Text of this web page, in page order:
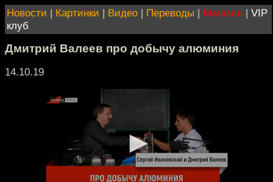
Новости | Картинки | Видео | Переводы | Магазин | VIP
клуб
Дмитрий Валеев про добычу алюминия
14.10.19